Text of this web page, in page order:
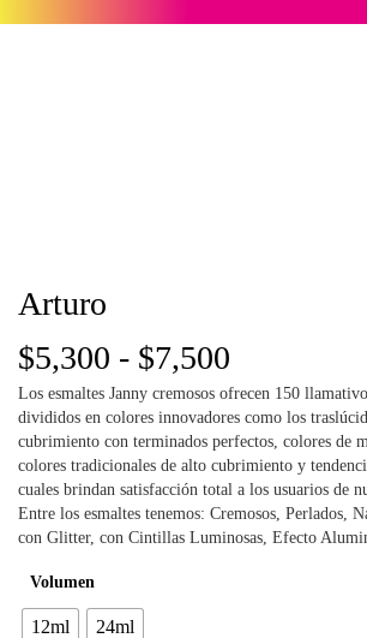
Arturo
$5,300 - $7,500
de
precios:
desde
$5,300
Los esmaltes Janny cremosos ofrecen 150
divididos en colores innovadores como los
cubrimiento con terminados perfectos, colores de
colores tradicionales de alto cubrimiento y
cuales brindan satisfacción total a los usuarios de
Entre los esmaltes tenemos: Cremosos, Perlados,
con Glitter, con Cintillas Luminosas, Efecto
Volumen
12ml 24ml